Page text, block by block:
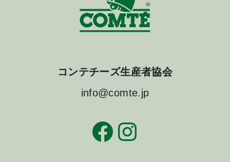
コンテチーズ生産者協会
info@comte.jp
Facebook Instagram